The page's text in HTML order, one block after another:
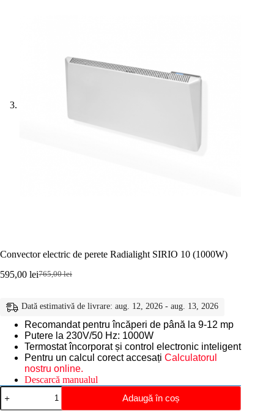
Convector electric de perete Radialight SIRIO 10 (1000W)
765,00lei
Prețul
a
fost:
765,00 lei.
595,00 leiPrețul
este:
595,00 lei.
Dată estimativă de livrare: aug. 12, 2026 - aug. 13, 2026
Recomandat pentru încăperi de până la 9-12 mp
Putere la 230V/50 Hz: 1000W
Termostat încorporat și control electronic inteligent
Pentru un calcul corect accesați Calculatorul
nostru online.
Descarcă manualul
Cantitate
Convector
electric
Adaugă în coș